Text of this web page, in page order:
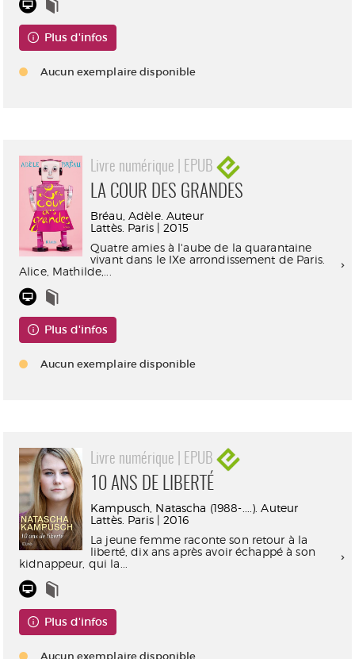
Plus d'infos
Aucun exemplaire disponible
Livre numérique | EPUB
LA COUR DES GRANDES
Bréau, Adèle. Auteur
Lattès. Paris | 2015
Quatre amies à l'aube de la quarantaine
vivant dans le IXe arrondissement de Paris.
Alice, Mathilde,...
Plus d'infos
Aucun exemplaire disponible
Livre numérique | EPUB
10 ANS DE LIBERTÉ
Kampusch, Natascha (1988-....). Auteur
Lattès. Paris | 2016
La jeune femme raconte son retour à la
liberté, dix ans après avoir échappé à son
kidnappeur, qui la...
Plus d'infos
Aucun exemplaire disponible